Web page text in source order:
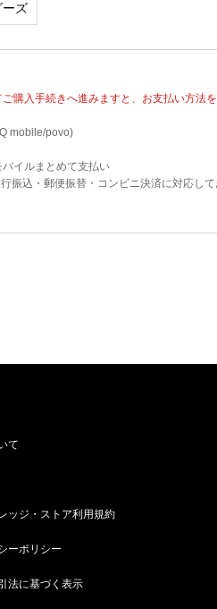
ーズ
購入手続きへ進みますと、お支払い方法
mobile/povo)
バイルまとめて支払い
振込・郵便振替・コンビニ決済に対応して
て
ッジ・ストア利用規約
ーポリシー
法に基づく表示